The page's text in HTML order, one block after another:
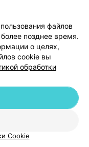
данных
Республика Беларусь,
| help@103.by
файлов
позднее время.
о целях,
cookie вы
обработки
Cookie